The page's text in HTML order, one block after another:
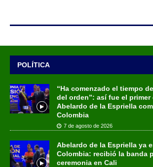
POLÍTICA
“Ha comenzado el tiempo
del orden”: así fue el
Abelardo de la Espriella
Colombia
7 de agosto de 2026
Abelardo de la Espriella ya
Colombia: recibió la banda
ceremonia en Cali